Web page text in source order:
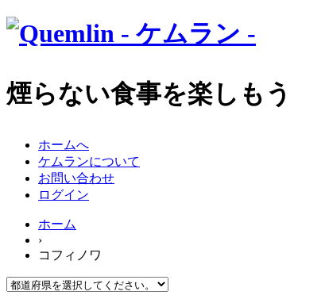
煙らない食事を楽しもう
ホームへ
ケムランについて
お問い合わせ
ログイン
ホーム
›
コフィノワ